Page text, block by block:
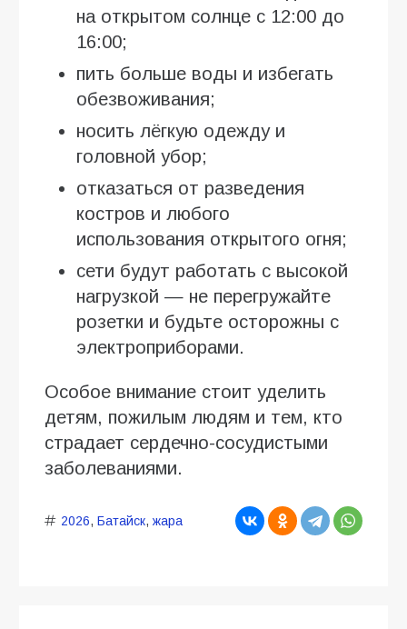
на открытом солнце с 12:00 до
16:00;
пить больше воды и избегать
обезвоживания;
носить лёгкую одежду и
головной убор;
отказаться от разведения
костров и любого
использования открытого огня;
сети будут работать с высокой
нагрузкой — не перегружайте
розетки и будьте осторожны с
электроприборами.
Особое внимание стоит уделить
детям, пожилым людям и тем, кто
страдает сердечно-сосудистыми
заболеваниями.
2026, Батайск, жара